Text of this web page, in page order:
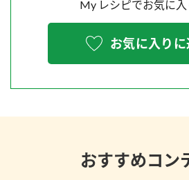
My レシピでお気に
お気に入り
おすすめコン